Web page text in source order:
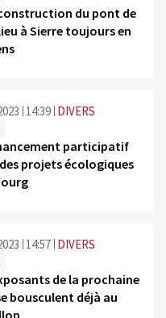
du pont de
à Sierre toujours en
14:39 DIVERS
participatif
projets écologiques
14:57 DIVERS
de la prochaine
bousculent déjà au